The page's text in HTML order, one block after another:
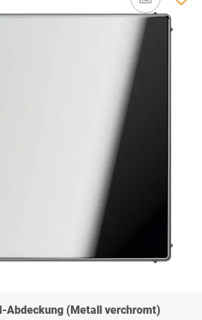
Abdeckung (Metall verchromt)